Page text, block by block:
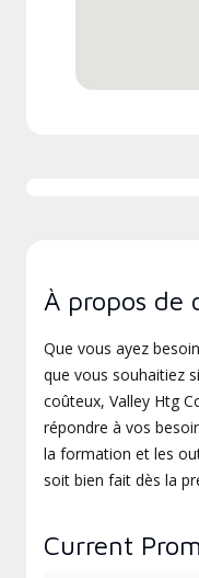
À propos de
Que vous ayez
que vous souhaitiez
coûteux, Valley Htg
répondre à vos
la formation et les
soit bien fait dès la
Current